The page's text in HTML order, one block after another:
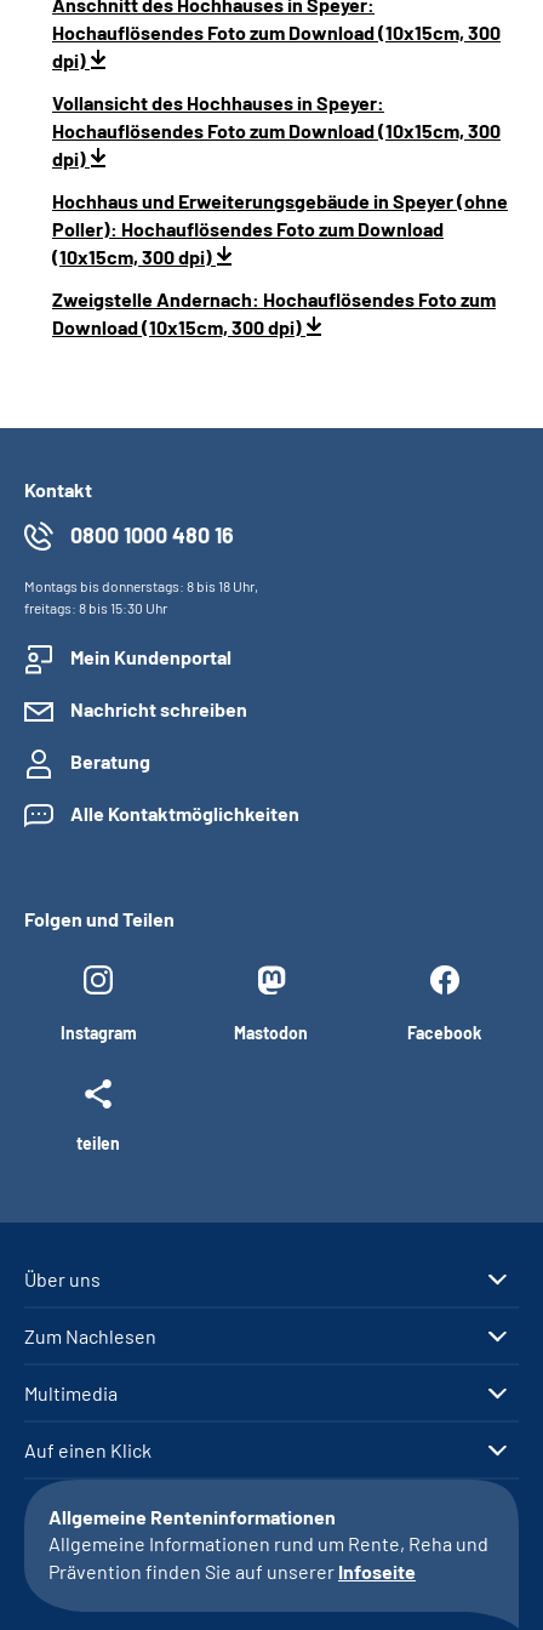
Hochauflösendes Foto zum Download (10x15cm, 300
dpi)
Vollansicht des Hochhauses in Speyer:
Hochauflösendes Foto zum Download (10x15cm, 300
dpi)
Hochhaus und Erweiterungsgebäude in Speyer (ohne
Poller): Hochauflösendes Foto zum Download
(10x15cm, 300 dpi)
Zweigstelle Andernach: Hochauflösendes Foto zum
Download (10x15cm, 300 dpi)
Kontakt
0800 1000 480 16
Montags bis donnerstags: 8 bis 18 Uhr,
freitags: 8 bis 15:30 Uhr
Mein Kundenportal
Nachricht schreiben
Beratung
Alle Kontaktmöglichkeiten
Folgen und Teilen
Instagram Mastodon Facebook
teilen
Über uns
Zum Nachlesen
Multimedia
Auf einen Klick
Allgemeine Renteninformationen
Allgemeine Informationen rund um Rente, Reha und
Prävention finden Sie auf unserer Infoseite